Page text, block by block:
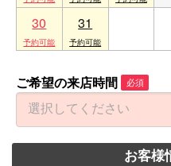
30 31
ご希望の来店時間 必須
お客様